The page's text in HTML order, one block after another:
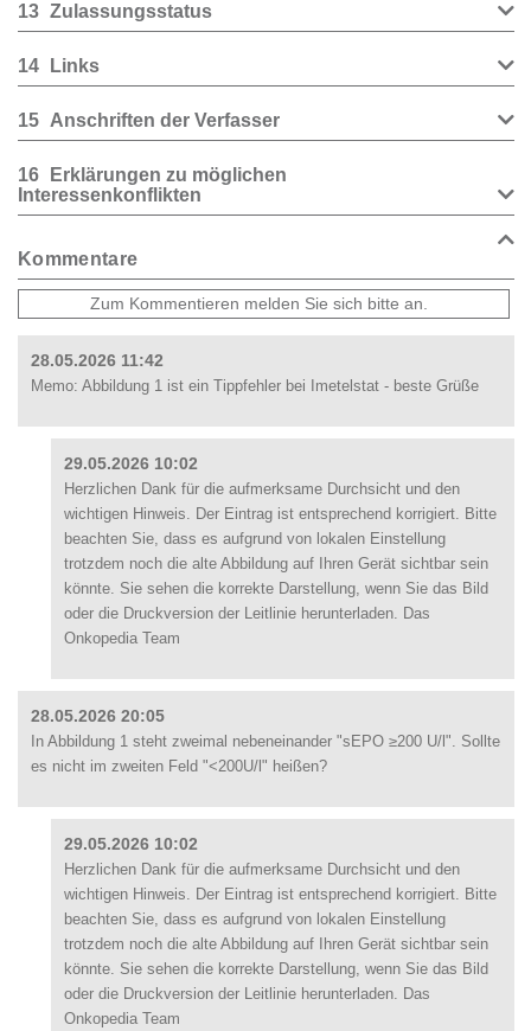
13 Zulassungsstatus
14 Links
15 Anschriften der Verfasser
16
Erklärungen zu möglichen
Interessenkonflikten
Kommentare
28.05.2026 11:42
Memo: Abbildung 1 ist ein Tippfehler bei Imetelstat - beste Grüße
29.05.2026 10:02
Herzlichen Dank für die aufmerksame Durchsicht und den
wichtigen Hinweis. Der Eintrag ist entsprechend korrigiert. Bitte
beachten Sie, dass es aufgrund von lokalen Einstellung
trotzdem noch die alte Abbildung auf Ihren Gerät sichtbar sein
könnte. Sie sehen die korrekte Darstellung, wenn Sie das Bild
oder die Druckversion der Leitlinie herunterladen. Das
Onkopedia Team
28.05.2026 20:05
In Abbildung 1 steht zweimal nebeneinander "sEPO ≥200 U/l". Sollte
es nicht im zweiten Feld "<200U/l" heißen?
29.05.2026 10:02
Herzlichen Dank für die aufmerksame Durchsicht und den
wichtigen Hinweis. Der Eintrag ist entsprechend korrigiert. Bitte
beachten Sie, dass es aufgrund von lokalen Einstellung
trotzdem noch die alte Abbildung auf Ihren Gerät sichtbar sein
könnte. Sie sehen die korrekte Darstellung, wenn Sie das Bild
oder die Druckversion der Leitlinie herunterladen. Das
Onkopedia Team